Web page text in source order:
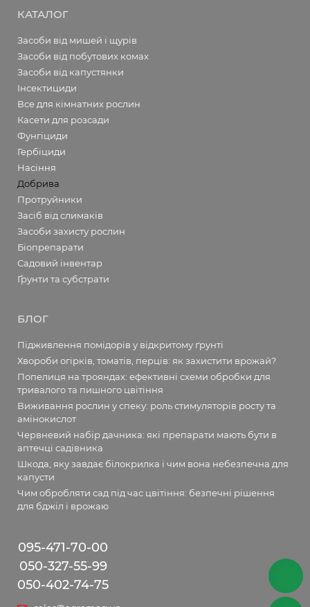
КАТАЛОГ
Засоби від мишей і щурів
Засоби від побутових комах
Засоби від капустянки
Інсектициди
Все для кімнатних рослин
Касети для розсади
Фунгіциди
Гербіциди
Насіння
Добрива
Протруйники
Засіб від слимаків
Засоби захисту рослин
Біопрепарати
Садовий інвентар
Ґрунти та субстрати
БЛОГ
Підживлення помідорів у відкритому ґрунті
Хвороби огірків, томатів, перців: як захистити врожай?
Попелиця на трояндах: ефективні схеми обробки для
тривалого та пишного цвітіння
Виживання рослин у спеку: роль стимуляторів росту та
амінокислот
Червневий набір дачника: які препарати мають бути в
аптечці садівника
Шкода, яку завдає білокрилка і чим вона небезпечна для
капусти
Чим обробляти сад під час цвітіння: безпечні рішення
для бджіл і врожаю
095-471-70-00
050-327-55-99
050-402-74-75